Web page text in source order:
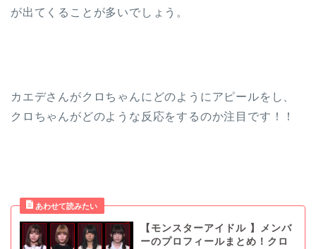
が出てくることが多いでしょう。
カエデさんがクロちゃんにどのようにアピールをし、
クロちゃんがどのような反応をするのか注目です！！
【モンスターアイドル 】メンバ
ーのプロフィールまとめ！クロ